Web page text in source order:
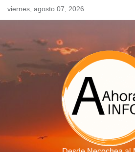
Skipviernes, agosto 07, 2026